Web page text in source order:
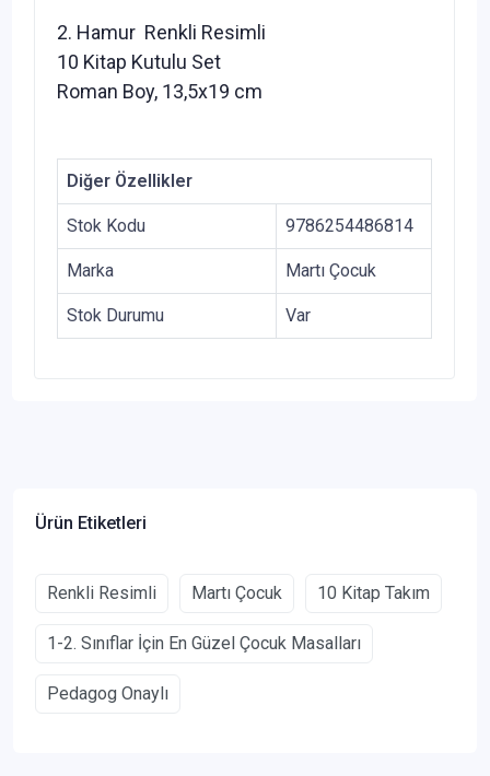
2. Hamur Renkli Resimli
10 Kitap Kutulu Set
Roman Boy, 13,5x19 cm
Diğer Özellikler
Stok Kodu 9786254486814
Marka Martı Çocuk
Stok Durumu Var
Ürün Etiketleri
Renkli Resimli Martı Çocuk 10 Kitap Takım
1-2. Sınıflar İçin En Güzel Çocuk Masalları
Pedagog Onaylı